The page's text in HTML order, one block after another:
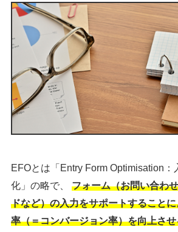
EFOとは「Entry Form Optimisation：
化」の略で、 フォーム（お問い合わ
ドなど）の入力をサポートすること
率（＝コンバージョン率）を向上さ